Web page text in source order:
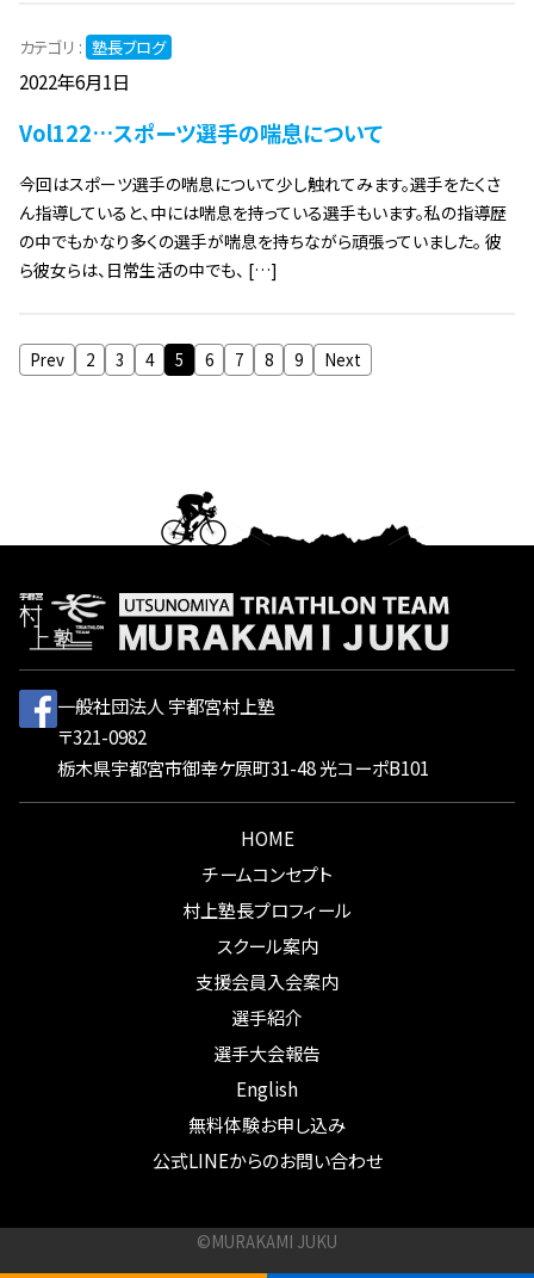
カテゴリ : 塾長ブログ
2022年6月1日
Vol122…スポーツ選手の喘息について
今回はスポーツ選手の喘息について少し触れてみます。選手をたくさ
ん指導していると、中には喘息を持っている選手もいます。私の指導歴
の中でもかなり多くの選手が喘息を持ちながら頑張っていました。 彼
ら彼女らは、日常生活の中でも、 […]
Prev 2 3 4 5 6 7 8 9 Next
一般社団法人 宇都宮村上塾
〒321-0982
栃木県宇都宮市御幸ケ原町31-48 光コーポB101
HOME
チームコンセプト
村上塾長プロフィール
スクール案内
支援会員入会案内
選手紹介
選手大会報告
English
無料体験お申し込み
公式LINEからのお問い合わせ
©MURAKAMI JUKU